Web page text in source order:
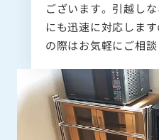
ございます。引越し
にも迅速に対応しま
の際はお気軽にご相